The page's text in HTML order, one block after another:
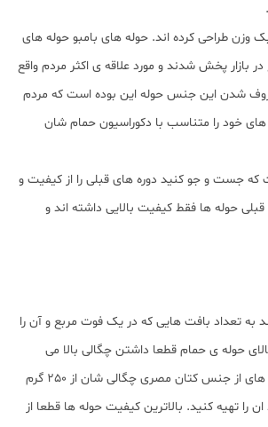
وزن طراحی کرده اند. حوله های بامبو حوله های
بازار پخش شدند و مورد علاقه ی اکثر مردم واقع
شدن این جنس حوله این بوده است که مردم
خود را متناسب با دکوراسیون حمام شان
جست و جو کنید دوره های قبلی را از کیفیت و
قبلی حوله ها فقط کیفیت بالایی داشته اند و
به تعداد بافت هایی که در یک فوت مربع و آن را
حوله ی حمام قطعا داشتن چگالی بالا می
باشد. به طور مثال حول های از جنس کتان مصری چگالی شان از 250 گرم
را تهیه کنید. بالاترین کیفیت حوله ها قطعا از